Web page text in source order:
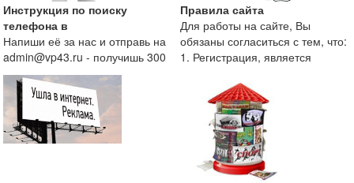
Инструкция по поиску
телефона в
Напиши её за нас и отправь на
admin@vp43.ru - получишь 300
рублей.
Правила сайта
Для работы на сайте, Вы
обязаны согласиться с тем, что:
1. Регистрация, является